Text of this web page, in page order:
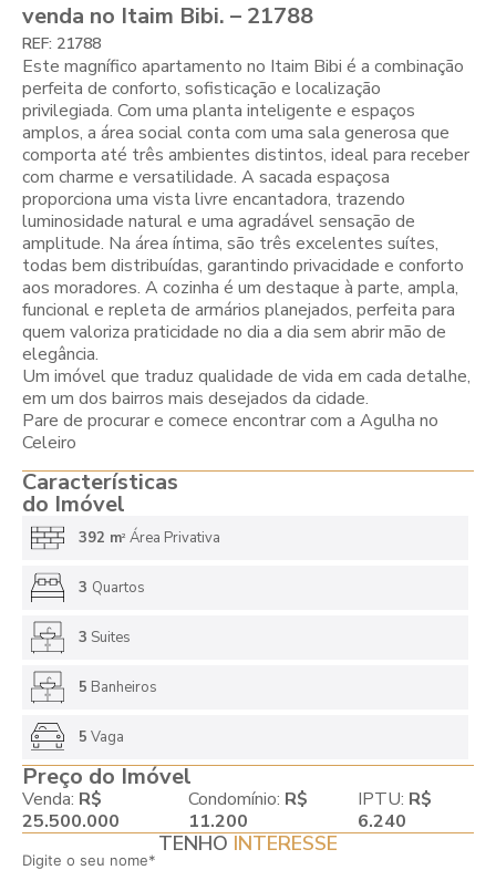
venda no Itaim Bibi. – 21788
REF: 21788
Este magnífico apartamento no Itaim Bibi é a combinação
perfeita de conforto, sofisticação e localização
privilegiada. Com uma planta inteligente e espaços
amplos, a área social conta com uma sala generosa que
comporta até três ambientes distintos, ideal para receber
com charme e versatilidade. A sacada espaçosa
proporciona uma vista livre encantadora, trazendo
luminosidade natural e uma agradável sensação de
amplitude. Na área íntima, são três excelentes suítes,
todas bem distribuídas, garantindo privacidade e conforto
aos moradores. A cozinha é um destaque à parte, ampla,
funcional e repleta de armários planejados, perfeita para
quem valoriza praticidade no dia a dia sem abrir mão de
elegância.
Um imóvel que traduz qualidade de vida em cada detalhe,
em um dos bairros mais desejados da cidade.
Pare de procurar e comece encontrar com a Agulha no
Celeiro
Características
do Imóvel
392 m2 Área Privativa
3 Quartos
3 Suites
5 Banheiros
5 Vaga
Preço do Imóvel
Venda: R$
25.500.000
Condomínio: R$
11.200
IPTU: R$
6.240
TENHO INTERESSE
Digite o seu nome*